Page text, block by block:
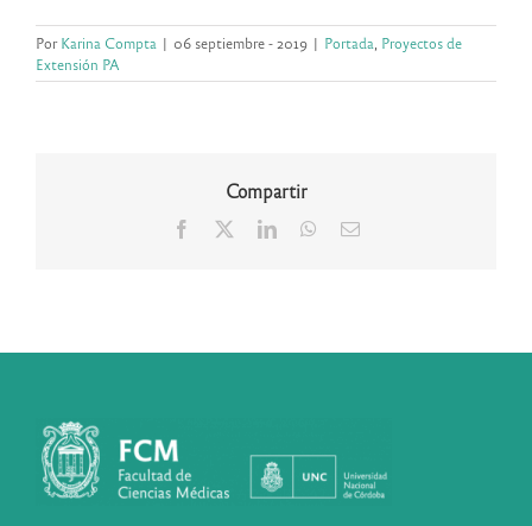
PorKarina Compta | 06 septiembre - 2019 | Portada Proyectos de
Extensión PA
Compartir
Facebook LinkedInWhatsApp
Correo